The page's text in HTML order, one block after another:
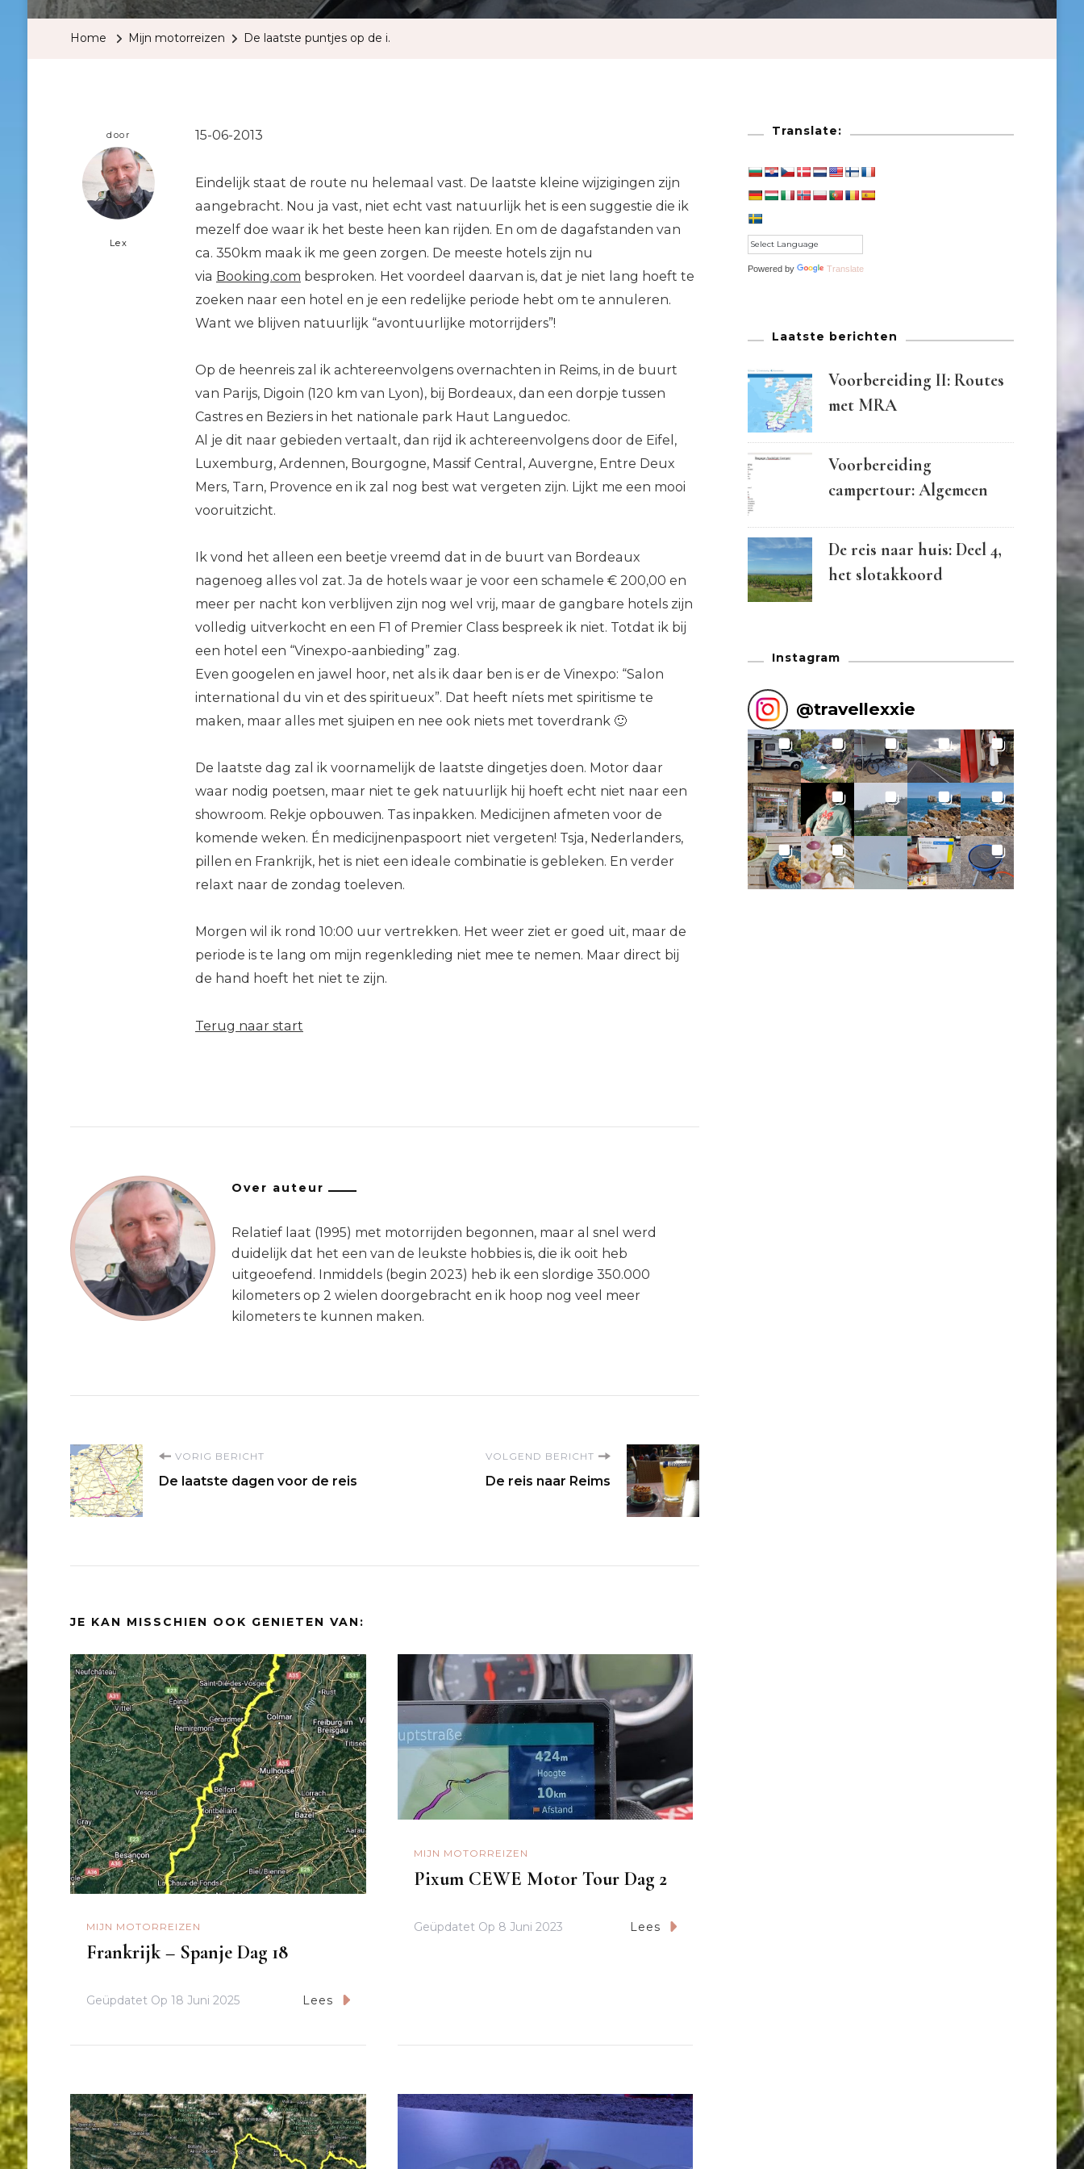
Home Mijn motorreizen De laatste puntjes op de i.
door
Lex
15-06-2013
Eindelijk staat de route nu helemaal vast. De laatste kleine wijzigingen zijn
aangebracht. Nou ja vast, niet echt vast natuurlijk het is een suggestie die ik
mezelf doe waar ik het beste heen kan rijden. En om de dagafstanden van
ca. 350km maak ik me geen zorgen. De meeste hotels zijn nu
via Booking.com besproken. Het voordeel daarvan is, dat je niet lang hoeft te
zoeken naar een hotel en je een redelijke periode hebt om te annuleren.
Want we blijven natuurlijk “avontuurlijke motorrijders”!
Op de heenreis zal ik achtereenvolgens overnachten in Reims, in de buurt
van Parijs, Digoin (120 km van Lyon), bij Bordeaux, dan een dorpje tussen
Castres en Beziers in het nationale park Haut Languedoc.
Al je dit naar gebieden vertaalt, dan rijd ik achtereenvolgens door de Eifel,
Luxemburg, Ardennen, Bourgogne, Massif Central, Auvergne, Entre Deux
Mers, Tarn, Provence en ik zal nog best wat vergeten zijn. Lijkt me een mooi
vooruitzicht.
Ik vond het alleen een beetje vreemd dat in de buurt van Bordeaux
nagenoeg alles vol zat. Ja de hotels waar je voor een schamele € 200,00 en
meer per nacht kon verblijven zijn nog wel vrij, maar de gangbare hotels zijn
volledig uitverkocht en een F1 of Premier Class bespreek ik niet. Totdat ik bij
een hotel een “Vinexpo-aanbieding” zag.
Even googelen en jawel hoor, net als ik daar ben is er de Vinexpo: “Salon
international du vin et des spiritueux”. Dat heeft níets met spiritisme te
maken, maar alles met sjuipen en nee ook niets met toverdrank 🙂
De laatste dag zal ik voornamelijk de laatste dingetjes doen. Motor daar
waar nodig poetsen, maar niet te gek natuurlijk hij hoeft echt niet naar een
showroom. Rekje opbouwen. Tas inpakken. Medicijnen afmeten voor de
komende weken. Én medicijnenpaspoort niet vergeten! Tsja, Nederlanders,
pillen en Frankrijk, het is niet een ideale combinatie is gebleken. En verder
relaxt naar de zondag toeleven.
Morgen wil ik rond 10:00 uur vertrekken. Het weer ziet er goed uit, maar de
periode is te lang om mijn regenkleding niet mee te nemen. Maar direct bij
de hand hoeft het niet te zijn.
Terug naar start
Over auteur
Relatief laat (1995) met motorrijden begonnen, maar al snel werd
duidelijk dat het een van de leukste hobbies is, die ik ooit heb
uitgeoefend. Inmiddels (begin 2023) heb ik een slordige 350.000
kilometers op 2 wielen doorgebracht en ik hoop nog veel meer
kilometers te kunnen maken.
Bericht
navigatie
VORIG BERICHT
De laatste dagen voor de reis
VOLGEND BERICHT
De reis naar Reims
JE KAN MISSCHIEN OOK GENIETEN VAN:
MIJN MOTORREIZEN
Frankrijk – Spanje Dag 18
Geüpdatet Op 18 Juni 2025 Lees
MIJN MOTORREIZEN
Pixum CEWE Motor Tour Dag 2
Geüpdatet Op 8 Juni 2023 Lees
Translate:
Powered by Translate
Laatste berichten
Voorbereiding II: Routes
met MRA
Voorbereiding
campertour: Algemeen
De reis naar huis: Deel 4,
het slotakkoord
Instagram
@travellexxie